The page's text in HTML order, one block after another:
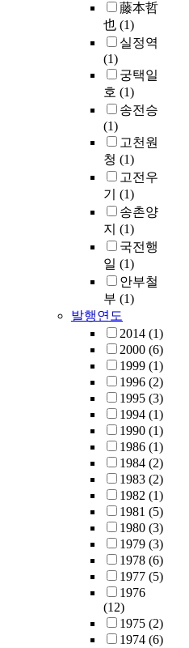
藤本哲
也 (1)
실정역
(1)
궁택일
호 (1)
송전승
(1)
고천원
청 (1)
고전우
기 (1)
송촌양
지 (1)
국전행
일 (1)
안부철
부 (1)
발행연도
2014 (1)
2000 (6)
1999 (1)
1996 (2)
1995 (3)
1994 (1)
1990 (1)
1986 (1)
1984 (2)
1983 (2)
1982 (1)
1981 (5)
1980 (3)
1979 (3)
1978 (6)
1977 (5)
1976
(12)
1975 (2)
1974 (6)